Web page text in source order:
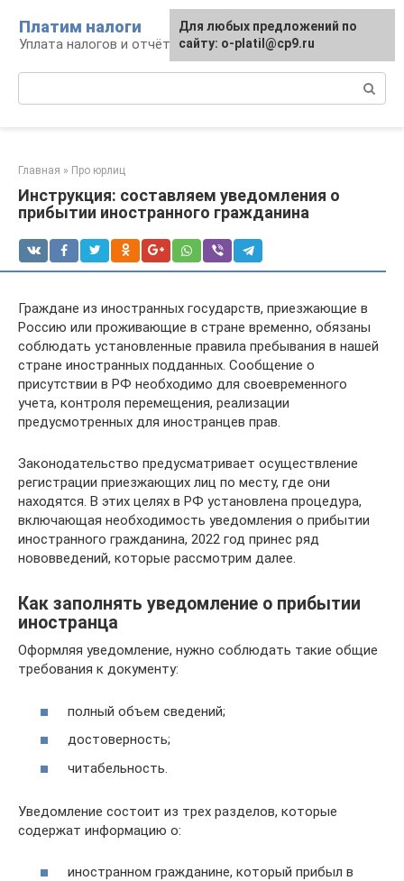
контенту
Платим налоги
Уплата налогов и отчётность
Главная » Про юрлиц
Инструкция: составляем уведомления о
прибытии иностранного гражданина
Граждане из иностранных государств, приезжающие в
Россию или проживающие в стране временно, обязаны
соблюдать установленные правила пребывания в нашей
стране иностранных подданных. Сообщение о
присутствии в РФ необходимо для своевременного
учета, контроля перемещения, реализации
предусмотренных для иностранцев прав.
Законодательство предусматривает осуществление
регистрации приезжающих лиц по месту, где они
находятся. В этих целях в РФ установлена процедура,
включающая необходимость уведомления о прибытии
иностранного гражданина, 2022 год принес ряд
нововведений, которые рассмотрим далее.
Как заполнять уведомление о прибытии
иностранца
Оформляя уведомление, нужно соблюдать такие общие
требования к документу:
полный объем сведений;
достоверность;
читабельность.
Уведомление состоит из трех разделов, которые
содержат информацию о:
иностранном гражданине, который прибыл в
Для любых предложений по
сайту: o-platil@cp9.ru